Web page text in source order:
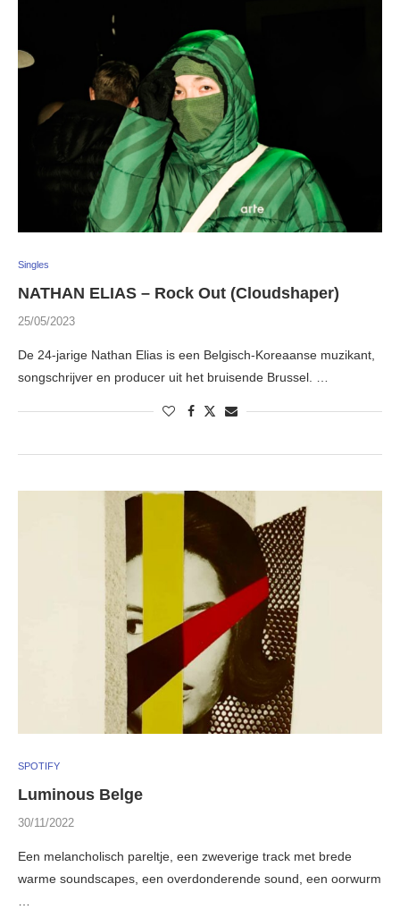
Singles
NATHAN ELIAS – Rock Out (Cloudshaper)
25/05/2023
De 24-jarige Nathan Elias is een Belgisch-Koreaanse muzikant,
songschrijver en producer uit het bruisende Brussel. …
SPOTIFY
Luminous Belge
30/11/2022
Een melancholisch pareltje, een zweverige track met brede
warme soundscapes, een overdonderende sound, een oorwurm
…